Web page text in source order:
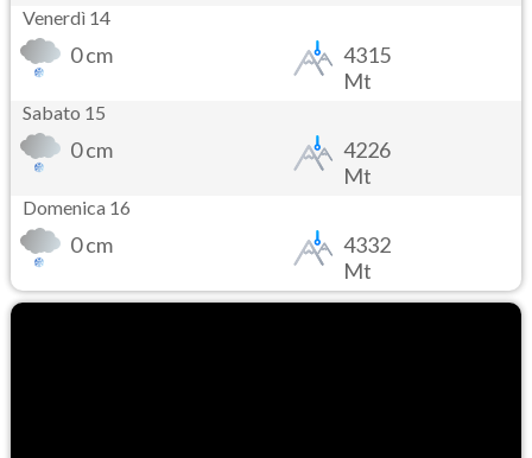
Venerdì 14
0 cm
4315
Mt
Sabato 15
0 cm
4226
Mt
Domenica 16
0 cm
4332
Mt